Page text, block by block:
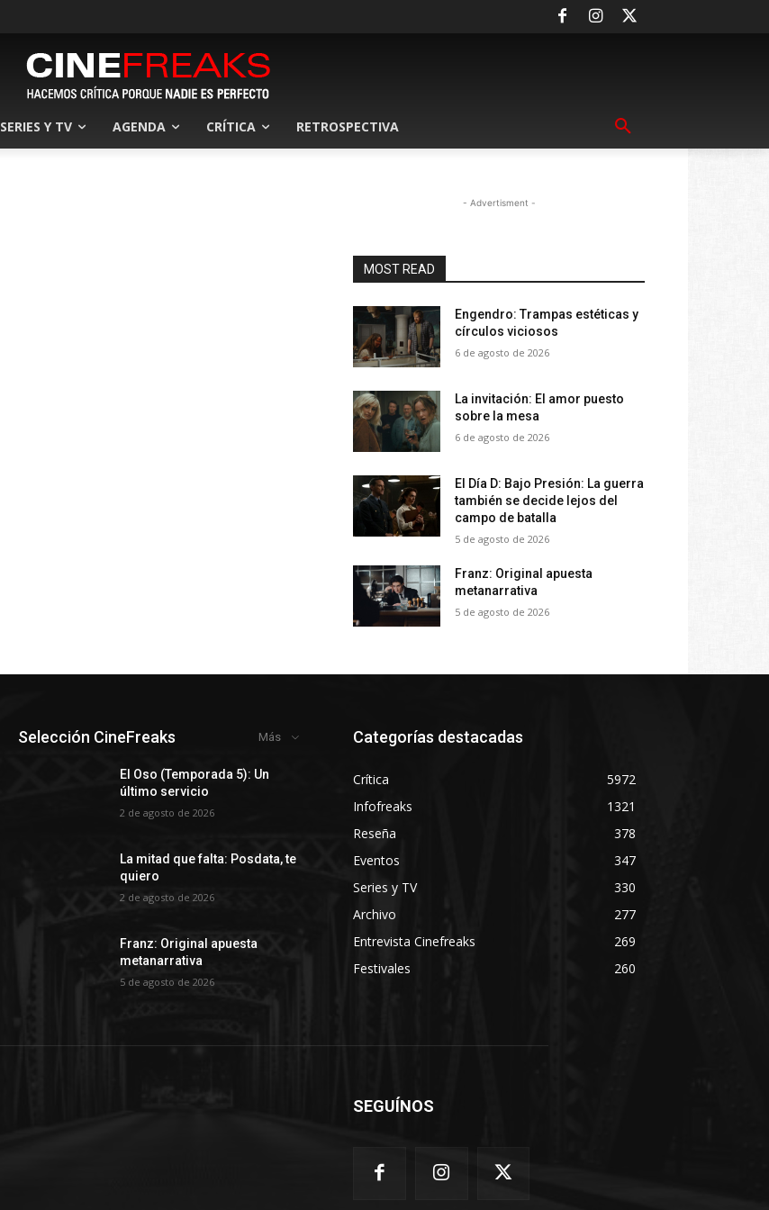
SERIES Y TV AGENDA CRÍTICA RETROSPECTIVA
- Advertisment -
MOST READ
Engendro: Trampas estéticas y
círculos viciosos
6 de agosto de 2026
La invitación: El amor puesto
sobre la mesa
6 de agosto de 2026
El Día D: Bajo Presión: La guerra
también se decide lejos del
campo de batalla
5 de agosto de 2026
Franz: Original apuesta
metanarrativa
5 de agosto de 2026
Selección CineFreaks Más
El Oso (Temporada 5): Un
último servicio
2 de agosto de 2026
La mitad que falta: Posdata, te
quiero
2 de agosto de 2026
Franz: Original apuesta
metanarrativa
5 de agosto de 2026
Categorías destacadas
Crítica
5972
Infofreaks
1321
Reseña
378
Eventos
347
Series y TV
330
Archivo
277
Entrevista Cinefreaks
269
Festivales
260
SEGUÍNOS